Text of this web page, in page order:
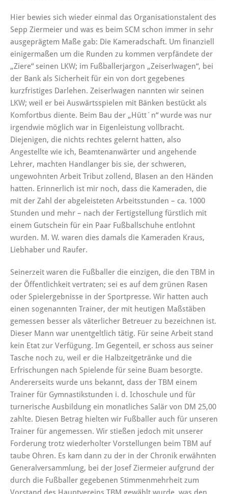
Hier bewies sich wieder einmal das Organisationstalent des
Sepp Ziermeier und was es beim SCM schon immer in sehr
ausgeprägtem Maße gab: Die Kameradschaft. Um finanziell
einigermaßen um die Runden zu kommen verpfändete der
„Ziere“ seinen LKW; im Fußballerjargon „Zeiserlwagen“, bei
der Bank als Sicherheit für ein von dort gegebenes
kurzfristiges Darlehen. Zeiserlwagen nannten wir seinen
LKW; weil er bei Auswärtsspielen mit Bänken bestückt als
Komfortbus diente. Beim Bau der „Hütt´n“ wurde was nur
irgendwie möglich war in Eigenleistung vollbracht.
Diejenigen, die nichts rechtes gelernt hatten, also
Angestellte wie ich, Beamtenanwärter und angehende
Lehrer, machten Handlanger bis sie, der schweren,
ungewohnten Arbeit Tribut zollend, Blasen an den Händen
hatten. Erinnerlich ist mir noch, dass die Kameraden, die
mit der Zahl der abgeleisteten Arbeitsstunden – ca. 1000
Stunden und mehr – nach der Fertigstellung fürstlich mit
einem Gutschein für ein Paar Fußballschuhe entlohnt
wurden. M. W. waren dies damals die Kameraden Kraus,
Liebhaber und Raufer.
Seinerzeit waren die Fußballer die einzigen, die den TBM in
der Öffentlichkeit vertraten; sei es auf dem grünen Rasen
oder Spielergebnisse in der Sportpresse. Wir hatten auch
einen sogenannten Trainer, der mit heutigen Maßstäben
gemessen besser als väterlicher Betreuer zu bezeichnen ist.
Dieser Mann war unentgeltlich tätig. Für seine Arbeit stand
kein Etat zur Verfügung. Im Gegenteil, er schoss aus seiner
Tasche noch zu, weil er die Halbzeitgetränke und die
Erfrischungen nach Spielende für seine Buam besorgte.
Andererseits wurde uns bekannt, dass der TBM einem
Trainer für Gymnastikstunden i. d. Ichoschule und für
turnerische Ausbildung ein monatliches Salär von DM 25,00
zahlte. Diesen Betrag hielten wir Fußballer auch für unseren
Trainer für angemessen. Wir stießen jedoch mit unserer
Forderung trotz wiederholter Vorstellungen beim TBM auf
taube Ohren. Es kam dann zu der in der Chronik erwähnten
Generalversammlung, bei der Josef Ziermeier aufgrund der
durch die Fußballer gegebenen Stimmenmehrheit zum